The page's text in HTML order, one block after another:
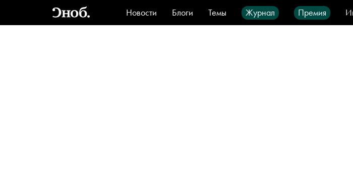
Новости Блоги Темы Журнал Премия
Стиль
Видео Город IT-продукты